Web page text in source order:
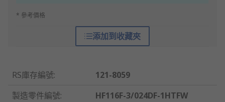
* 參考價格
添加到收藏夾
RS庫存編號:
121-8059
製造零件編號:
HF116F-3/024DF-1HTFW